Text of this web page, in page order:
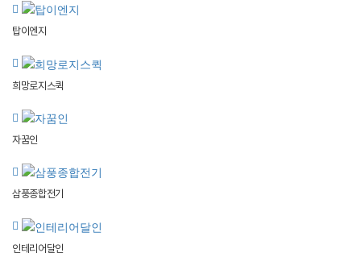
탑이엔지
희망로지스퀵
자꿈인
삼풍종합전기
인테리어달인